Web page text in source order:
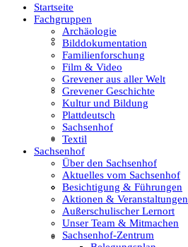
Familienforschung
Film & Video
Grevener aus aller Welt
Grevener Geschichte
Kultur und Bildung
Startseite
Fachgruppen
Archäologie
Bilddokumentation
Familienforschung
Film & Video
Grevener aus aller Welt
Grevener Geschichte
Kultur und Bildung
Plattdeutsch
Sachsenhof
Textil
Sachsenhof
Über den Sachsenhof
Aktuelles vom Sachsenhof
Besichtigung & Führungen
Aktionen & Veranstaltungen
Außerschulischer Lernort
Unser Team & Mitmachen
Sachsenhof-Zentrum